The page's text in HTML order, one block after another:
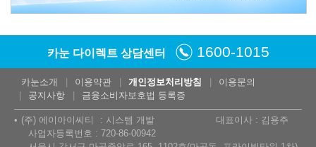
카눈 다이렉트 상담센터 1600-1015
카눈소개 이용약관 개인정보처리방침
이용문의
공지사항
금융소비자보호법 등록증
(주) 에이아이씨티 시스템 개발
대표이사 : 김용주
사업자등록번호 : 720-86-00942